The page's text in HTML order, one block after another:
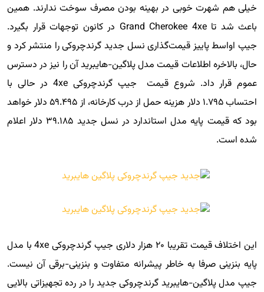
خیلی هم شهرت خوبی در بهینه بودن مصرف سوخت ندارند. همین
باعث شد تا Grand Cherokee 4xe در کانون توجهات قرار بگیرد.
جیپ اواسط پاییز قیمت‌گذاری نسل جدید گرندچروکی را منتشر کرد و
حال، بالاخره اطلاعات قیمت مدل پلاگین-هایبرید آن را نیز در دسترس
عموم قرار داد. شروع قیمت جیپ گرندچروکی 4xe در حالی با
احتساب ۱.۷۹۵ دلار هزینه حمل از درب کارخانه، از ۵۹.۴۹۵ دلار خواهد
بود که قیمت پایه مدل استاندارد در نسل جدید ۳۹.۱۸۵ دلار اعلام
شده است.
این اختلاف قیمت تقریبا ۲۰ هزار دلاری جیپ گرندچروکی 4xe با مدل
پایه بنزینی صرفا به خاطر پیشرانه متفاوت و بنزینی-برقی آن نیست.
جیپ مدل پلاگین-هایبرید گرندچروکی جدید را در رده تجهیزاتی بالایی